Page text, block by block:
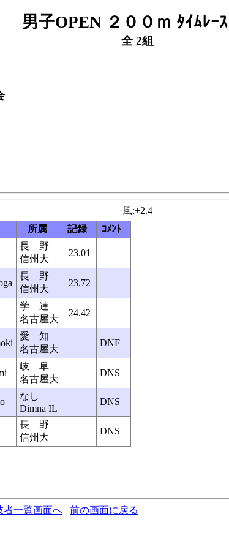
男子OPEN ２００ｍ ﾀｲﾑﾚｰｽ
全 2組
風:+2.4
所属
記録
ｺﾒﾝﾄ
長 野
信州大
23.01
長 野
信州大
23.72
学 連
名古屋大
24.42
愛 知
名古屋大
DNF
岐 阜
名古屋大
DNS
なし
Dimna IL
DNS
長 野
信州大
DNS
者一覧画面へ 前の画面に戻る